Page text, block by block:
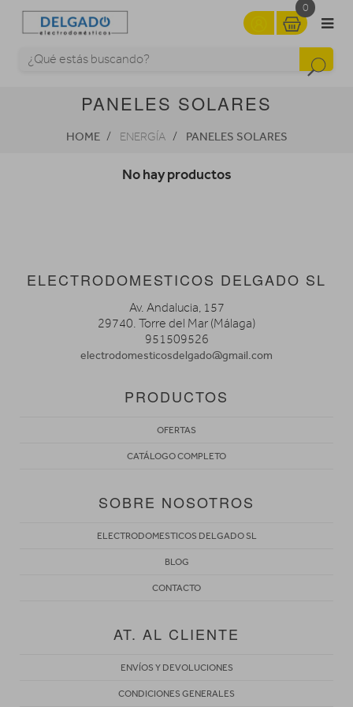
0
PANELES SOLARES
HOME ENERGÍA PANELES SOLARES
No hay productos
ELECTRODOMESTICOS DELGADO SL
Av. Andalucia, 157
29740. Torre del Mar (Málaga)
951509526
electrodomesticosdelgado@gmail.com
PRODUCTOS
OFERTAS
CATÁLOGO COMPLETO
SOBRE NOSOTROS
ELECTRODOMESTICOS DELGADO SL
BLOG
CONTACTO
AT. AL CLIENTE
ENVÍOS Y DEVOLUCIONES
CONDICIONES GENERALES